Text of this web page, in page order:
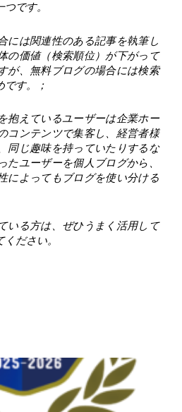
です。
には関連性のある記事を執筆し
の価値（検索順位）が下がって
が、無料ブログの場合には検索
です。；
抱えているユーザーは企業ホー
コンテンツで集客し、経営者様
同じ趣味を持っていたりするな
たユーザーを個人ブログから、
によってもブログを使い分ける
いる方は、ぜひうまく活用して
ださい。